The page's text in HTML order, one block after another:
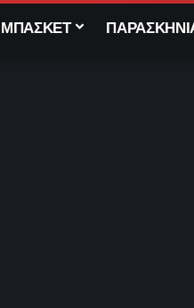
ΜΠΑΣΚΕΤ